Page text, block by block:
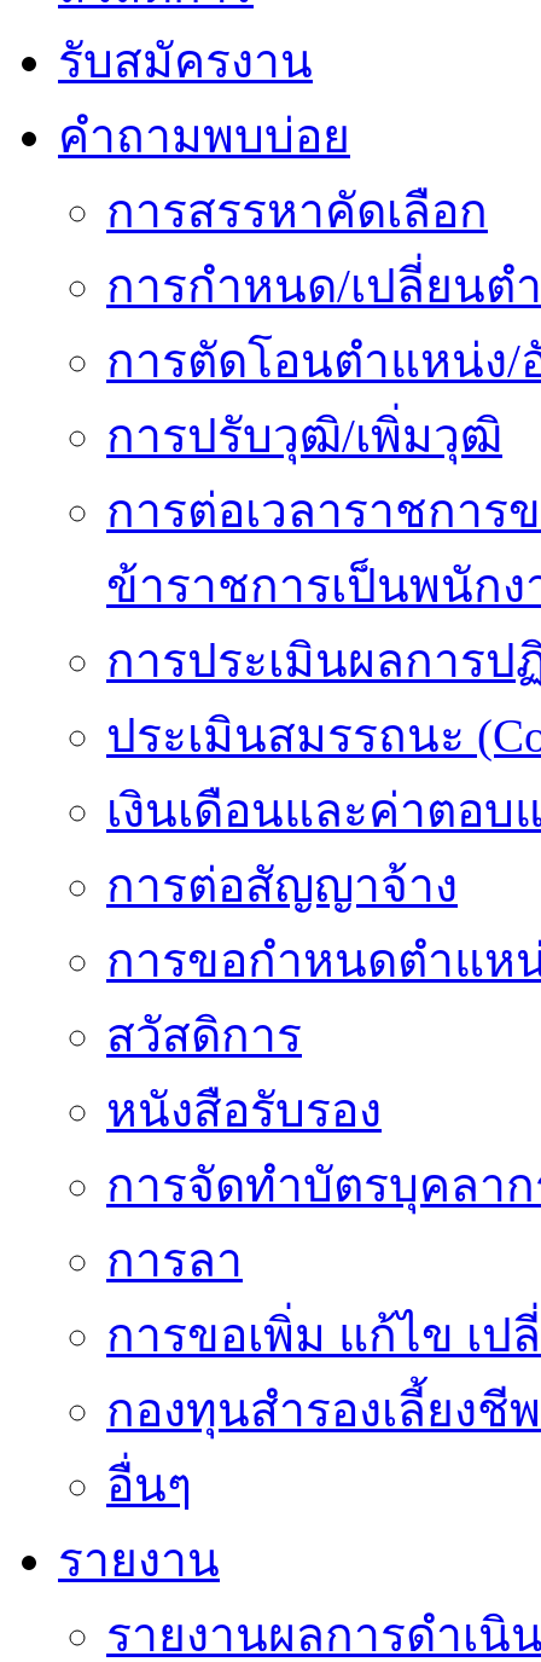
รับสมัครงาน
คำถามพบบ่อย
การสรรหาคัดเลือก
การกำหนด/เปลี่ยนต
การตัดโอนตำแหน่ง/
การปรับวุฒิ/เพิ่มวุฒิ
การต่อเวลาราชการ
ข้าราชการเป็นพนักง
การประเมินผลการป
ประเมินสมรรถนะ
เงินเดือนและค่าตอบ
การต่อสัญญาจ้าง
การขอกำหนดตำแห
สวัสดิการ
หนังสือรับรอง
การจัดทำบัตรบุคลา
การลา
การขอเพิ่ม แก้ไข เ
กองทุนสำรองเลี้ยงชีพ
อื่นๆ
รายงาน
รายงานผลการดำเนิ